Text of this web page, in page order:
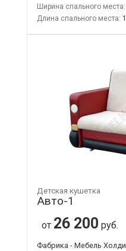
Ширина спального места:
Длина спального места:
Детская кушетка
Авто-1
от 26 200 руб.
Фабрика - Мебель